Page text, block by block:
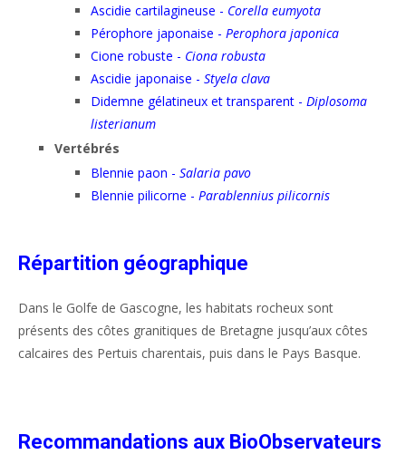
Ascidie cartilagineuse - Corella eumyota
Pérophore japonaise - Perophora japonica
Cione robuste - Ciona robusta
Ascidie japonaise - Styela clava
Didemne gélatineux et transparent - Diplosoma
listerianum
Vertébrés
Blennie paon - Salaria pavo
Blennie pilicorne - Parablennius pilicornis
Répartition géographique
Dans le Golfe de Gascogne, les habitats rocheux sont
présents des côtes granitiques de Bretagne jusqu’aux côtes
calcaires des Pertuis charentais, puis dans le Pays Basque.
Recommandations aux BioObservateurs